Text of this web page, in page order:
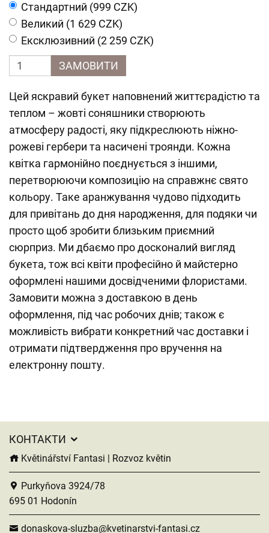
Cтандартний (999 CZK)
Великий (1 629 CZK)
Ексклюзивний (2 259 CZK)
ЗАМОВИТИ
Цей яскравий букет наповнений життєрадістю та
теплом – жовті соняшники створюють
атмосферу радості, яку підкреслюють ніжно-
рожеві гербери та насичені троянди. Кожна
квітка гармонійно поєднується з іншими,
перетворюючи композицію на справжнє свято
кольору. Таке аранжування чудово підходить
для привітань до дня народження, для подяки чи
просто щоб зробити близьким приємний
сюрприз. Ми дбаємо про досконалий вигляд
букета, тож всі квіти професійно й майстерно
оформлені нашими досвідченими флористами.
Замовити можна з доставкою в день
оформлення, під час робочих днів; також є
можливість вибрати конкретний час доставки і
отримати підтвердження про вручення на
електронну пошту.
КОНТАКТИ
Květinářství Fantasi | Rozvoz květin
Purkyňova 3924/78
695 01 Hodonín
donaskova-sluzba@kvetinarstvi-fantasi.cz